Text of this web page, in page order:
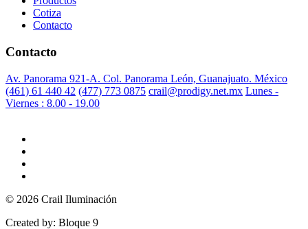
Cotiza
Contacto
Contacto
Av. Panorama 921-A. Col. Panorama León, Guanajuato. México
(461) 61 440 42 (477) 773 0875 crail@prodigy.net.mx Lunes -
Viernes : 8.00 - 19.00
© 2026 Crail Iluminación
Created by: Bloque 9